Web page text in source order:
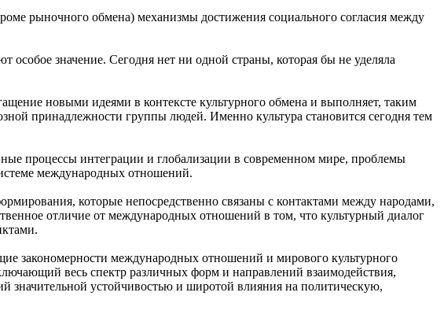
рыночного обмена) механизмы достижения социального согласия между
значение. Сегодня нет ни одной страны, которая бы не уделяла
новыми идеями в контексте культурного обмена и выполняет, таким
принадлежности группы людей. Именно культура становится сегодня тем
процессы интеграции и глобализации в современном мире, проблемы
международных отношений.
которые непосредственно связаны с контактами между народами,
отличие от международных отношений в том, что культурный диалог
закономерности международных отношений и мирового культурного
весь спектр различных форм и направлений взаимодействия,
устойчивостью и широтой влияния на политическую,